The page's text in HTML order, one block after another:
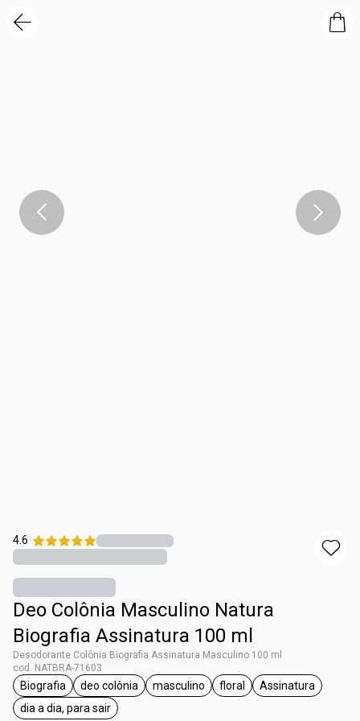
4.6
Deo Colônia Masculino Natura
Biografia Assinatura 100 ml
Desodorante Colônia Biografia Assinatura Masculino 100 ml
cod. NATBRA-71603
etiqueta Biografia
Biografia
etiqueta deo colônia
deo colônia
etiqueta masculino
masculino
etiqueta floral
floral
etiqueta
Assinatura
etiqueta dia a dia, para sair
dia a dia, para sair